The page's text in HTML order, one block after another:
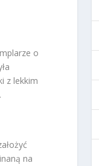
o
z lekkim
na